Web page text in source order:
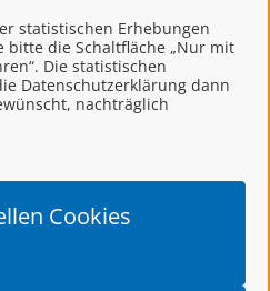
statistischen Erhebungen
bitte die Schaltfläche „Nur mit
Die statistischen
Datenschutzerklärung dann
nachträglich
Cookies